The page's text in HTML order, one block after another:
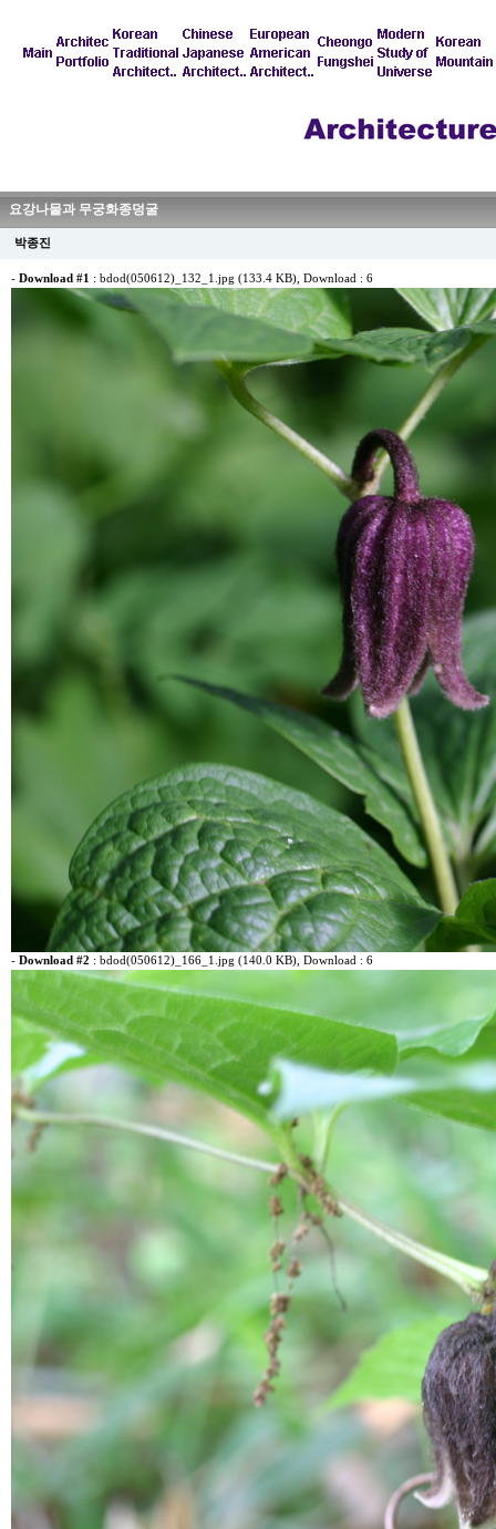
요강나물과 무궁화종덩굴
박종진
- Download #1 : bdod(050612)_132_1.jpg (133.4 KB) , Download : 6
- Download #2 : bdod(050612)_166_1.jpg (140.0 KB) , Download : 6